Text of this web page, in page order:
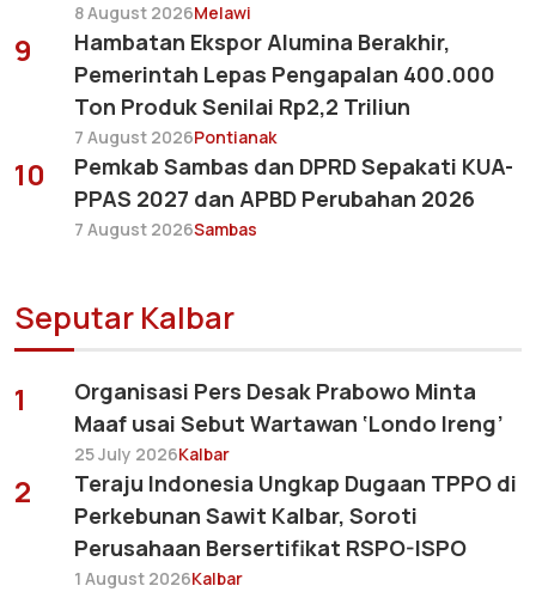
8 August 2026Melawi
9
Hambatan Ekspor Alumina Berakhir,
Pemerintah Lepas Pengapalan 400.000
Ton Produk Senilai Rp2,2 Triliun
7 August 2026Pontianak
10
Pemkab Sambas dan DPRD Sepakati KUA-
PPAS 2027 dan APBD Perubahan 2026
7 August 2026Sambas
Seputar Kalbar
1
Organisasi Pers Desak Prabowo Minta
Maaf usai Sebut Wartawan ‘Londo Ireng’
25 July 2026Kalbar
2
Teraju Indonesia Ungkap Dugaan TPPO di
Perkebunan Sawit Kalbar, Soroti
Perusahaan Bersertifikat RSPO-ISPO
1 August 2026Kalbar